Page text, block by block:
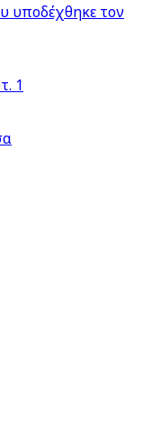
υποδέχθηκε τον
1